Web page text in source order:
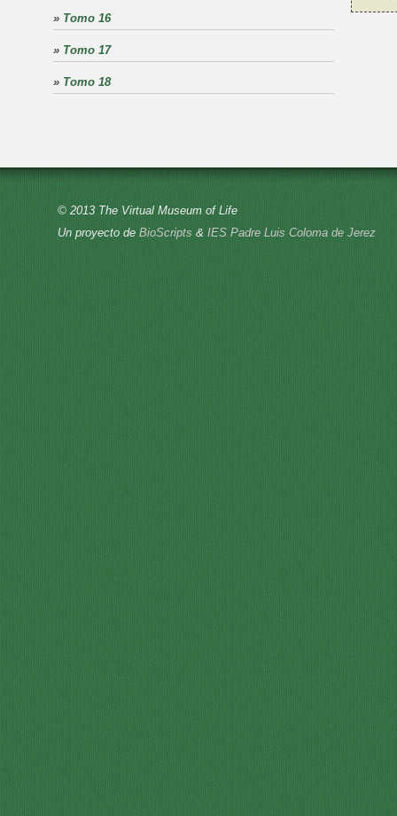
» Tomo 16
» Tomo 17
» Tomo 18
© 2013 The Virtual Museum of Life
Un proyecto de BioScripts & IES Padre Luis Coloma de Jerez